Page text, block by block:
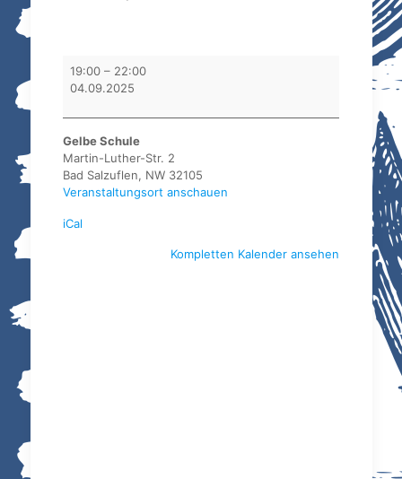
SG
Bad
19:00 – 22:00
04.09.2025
Gelbe Schule
Martin-Luther-Str. 2
Bad Salzuflen, NW 32105
Veranstaltungsort anschauen
iCal
Kompletten Kalender ansehen